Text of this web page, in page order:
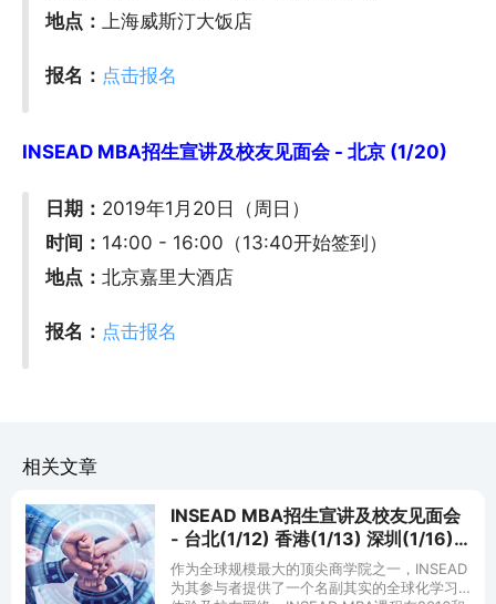
地点：上海威斯汀大饭店
报名： 点击报名
INSEAD MBA招生宣讲及校友见面会 - 北京 (1/20)
日期： 2019年1月20日（周日）
时间： 14:00 - 16:00（13:40开始签到）
地点：北京嘉里大酒店
报名： 点击报名
相关文章
INSEAD MBA招生宣讲及校友见面会
- 台北(1/12) 香港(1/13) 深圳(1/16)
广州(1/17) 上海(1/19) 北京(1/20)
作为全球规模最大的顶尖商学院之一，INSEAD
为其参与者提供了一个名副其实的全球化学习